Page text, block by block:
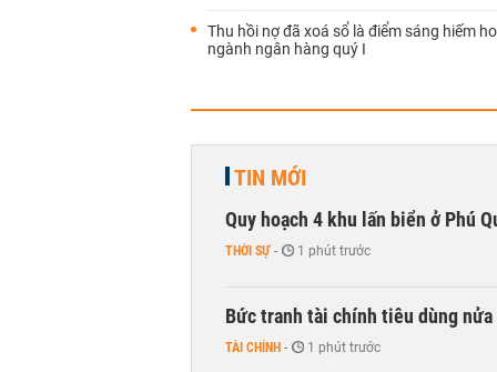
Thu hồi nợ đã xoá sổ là điểm sáng hiếm
ngành ngân hàng quý I
TIN MỚI
Quy hoạch 4 khu lấn biển ở Phú
THỜI SỰ - 1 phút trước
Bức tranh tài chính tiêu dùng
TÀI CHÍNH - 1 phút trước